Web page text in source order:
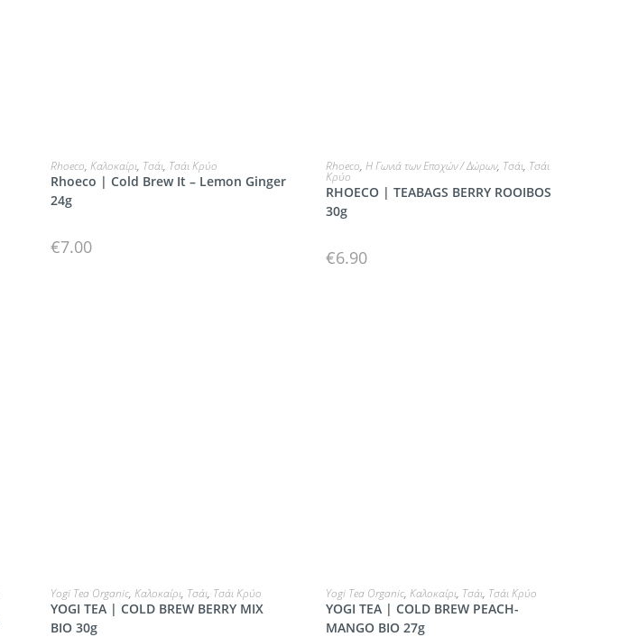
ΠΡΟΣΘΗΚΗ
Rhoeco,Καλοκαίρι, Τσάι, Τσάι Κρύο
Rhoeco | Cold Brew It – Lemon Ginger
24g
€7.00
ΠΡΟΣΘΗΚΗ
Rhoeco,Η Γωνιά των Εποχών / Δώρων, Τσάι, Τσάι
Κρύο
RHOECO | TEABAGS BERRY ROOIBOS
30g
€6.90
ΠΡΟΣΘΗΚΗ
Yogi Tea Organic,Καλοκαίρι, Τσάι, Τσάι Κρύο
YOGI TEA | COLD BREW BERRY MIX
ΒΙΟ 30g
ΠΡΟΣΘΗΚΗ
Yogi Tea Organic,Καλοκαίρι, Τσάι, Τσάι Κρύο
YOGI TEA | COLD BREW PEACH-
MANGO ΒΙΟ 27g